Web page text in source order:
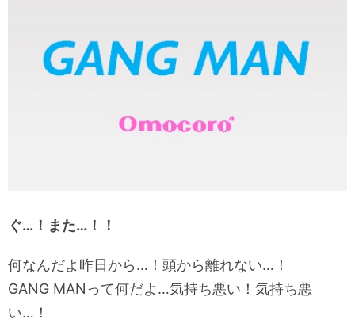
ぐ…！また…！！
何なんだよ昨日から…！頭から離れない…！
GANG MANって何だよ…気持ち悪い！気持ち悪
い…！